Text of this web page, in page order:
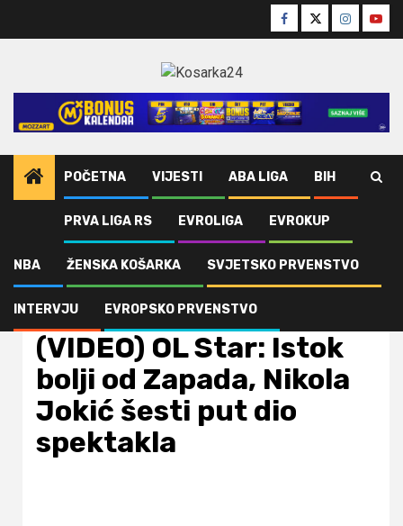
Facebook
TwitterInstagram
POČETNA VIJESTI ABA LIGA BIH
PRVA LIGA RS EVROLIGA EVROKUP
NBA ŽENSKA KOŠARKA SVJETSKO PRVENSTVO
INTERVJU EVROPSKO PRVENSTVO
NBA
(VIDEO) OL Star: Istok bolji od Zapada, Nikola Jokić šesti put dio
spektakla
NBA Vijesti
(VIDEO) OL Star: Istok
bolji od Zapada, Nikola
Jokić šesti put dio
spektakla